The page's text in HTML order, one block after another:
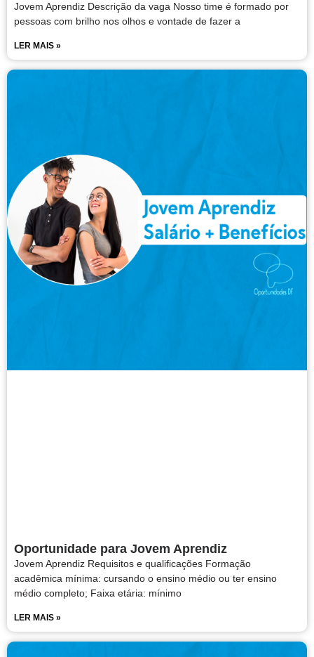
Jovem Aprendiz Descrição da vaga Nosso time é formado por
pessoas com brilho nos olhos e vontade de fazer a
LER MAIS »
Oportunidade para Jovem Aprendiz
Jovem Aprendiz Requisitos e qualificações Formação
acadêmica mínima: cursando o ensino médio ou ter ensino
médio completo; Faixa etária: mínimo
LER MAIS »